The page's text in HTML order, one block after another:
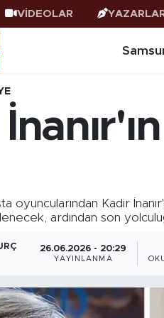
VİDEOLAR
oyuncularından Kadir
ardından son
26.06.2026 - 20:29
YAYINLANMA